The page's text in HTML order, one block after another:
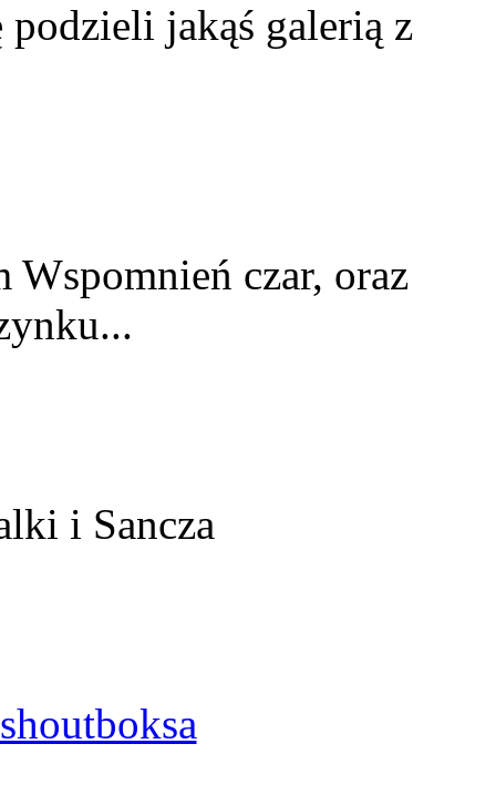
jakąś galerią z
Wspomnień czar, oraz
i Sancza